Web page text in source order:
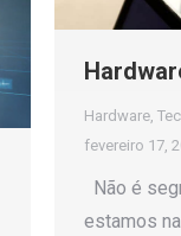
Hardware,
fevereiro 17,
Não é
estamos